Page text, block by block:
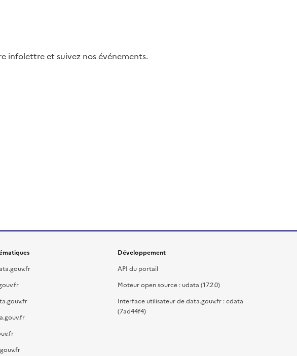
infolettre et suivez nos événements.
Développement
API du portail
Moteur open source : udata (17.2.0)
Interface utilisateur de data.gouv.fr : cdata
(7ad44f4)